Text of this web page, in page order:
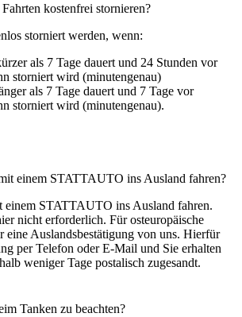
kostenfrei stornieren?
storniert werden, wenn:
als 7 Tage dauert und 24 Stunden vor
storniert wird (minutengenau)
als 7 Tage dauert und 7 Tage vor
storniert wird (minutengenau).
einem STATTAUTO ins Ausland fahren?
einem STATTAUTO ins Ausland fahren.
nicht erforderlich. Für osteuropäische
eine Auslandsbestätigung von uns. Hierfür
per Telefon oder E-Mail und Sie erhalten
weniger Tage postalisch zugesandt.
Tanken zu beachten?